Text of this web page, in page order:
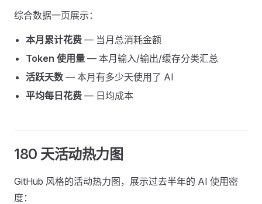
综合数据一页展示：
本月累计花费 — 当月总消耗金额
Token 使用量 — 本月输入/输出/缓存分类汇总
活跃天数 — 本月有多少天使用了 AI
平均每日花费 — 日均成本
180 天活动热力图
GitHub 风格的活动热力图，展示过去半年的 AI 使用密
度：